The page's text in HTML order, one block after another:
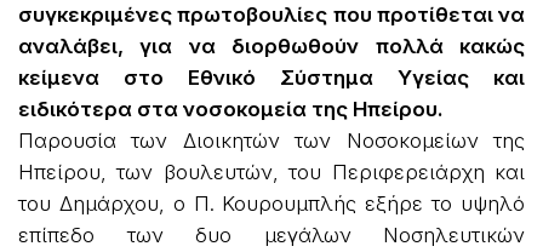
συγκεκριμένες πρωτοβουλίες που προτίθεται να
αναλάβει, για να διορθωθούν πολλά κακώς
κείμενα στο Εθνικό Σύστημα Υγείας και
ειδικότερα στα νοσοκομεία της Ηπείρου.
Παρουσία των Διοικητών των Νοσοκομείων της
Ηπείρου, των βουλευτών, του Περιφερειάρχη και
του Δημάρχου, ο Π. Κουρουμπλής εξήρε το υψηλό
επίπεδο των δυο μεγάλων Νοσηλευτικών